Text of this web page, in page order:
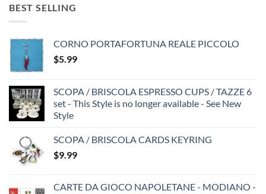
BEST SELLING
CORNO PORTAFORTUNA REALE PICCOLO
$5.99
SCOPA / BRISCOLA ESPRESSO CUPS / TAZZE 6
set - This Style is no longer available - See New
Style
SCOPA / BRISCOLA CARDS KEYRING
$9.99
CARTE DA GIOCO NAPOLETANE - MODIANO -